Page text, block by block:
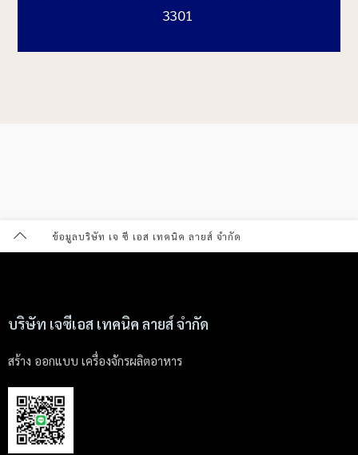
3301
ข้อมูลบริษัท เจ ซี เอส เทคนิค ลายส์ จำกัด
บริษัท เจซีเอส เทคนิค ลายส์ จำกัด
สร้าง ออกแบบ เครื่องจักรผลิตอาหาร